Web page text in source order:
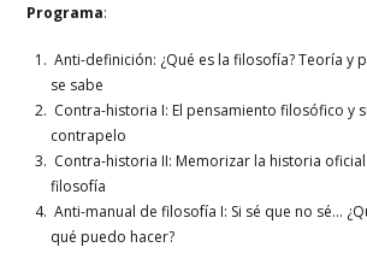
Programa:
Anti-definición: ¿Qué es la filosofía? Teoría y
se sabe
Contra-historia I: El pensamiento filosófico y
contrapelo
Contra-historia II: Memorizar la historia
filosofía
Anti-manual de filosofía I: Si sé que no sé…
qué puedo hacer?